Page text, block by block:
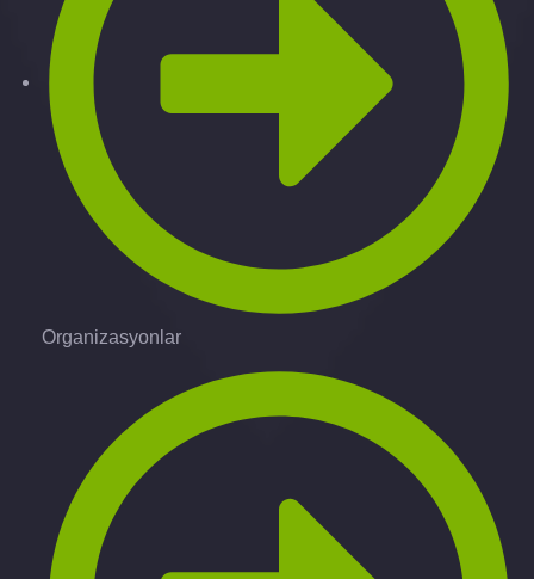
Organizasyonlar